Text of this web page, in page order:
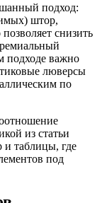
подход:
штор,
снизить
подходе важно
люверсы
по
из статьи
и таблицы, где
под